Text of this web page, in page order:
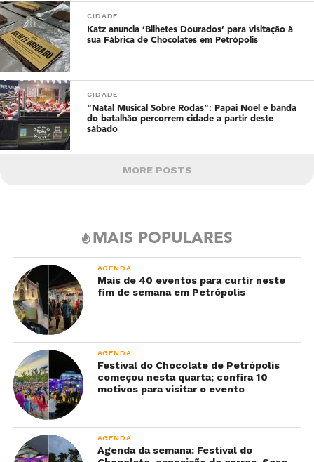
CIDADE
Katz anuncia ‘Bilhetes Dourados’ para visitação à
sua Fábrica de Chocolates em Petrópolis
CIDADE
“Natal Musical Sobre Rodas”: Papai Noel e banda
do batalhão percorrem cidade a partir deste
sábado
MORE POSTS
MAIS POPULARES
AGENDA
Mais de 40 eventos para curtir neste
fim de semana em Petrópolis
AGENDA
Festival do Chocolate de Petrópolis
começou nesta quarta; confira 10
motivos para visitar o evento
AGENDA
Agenda da semana: Festival do